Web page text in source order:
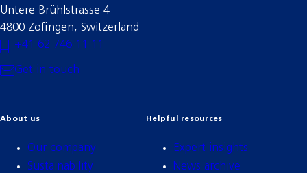
Untere Brühlstrasse 4
4800 Zofingen, Switzerland
+41 62 746 11 11
Get in touch
About us
Our company
Sustainability
Helpful resources
Expert insights
News archive